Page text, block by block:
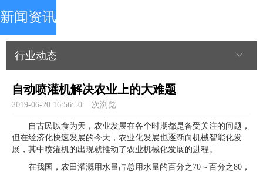
新闻资讯
行业动态
自动喷灌机解决农业上的大难题
2019-06-20 16:56:50 次浏览
自古民以食为天，农业发展在各个时期都是备受关注的问题，
但在经济化快速发展的今天，农业化发展也逐渐向机械智能化发
展，其中喷灌机的出现就推动了农业机械化发展的进程。
在我国，农田灌溉用水量占总用水量的百分之70～百分之80，